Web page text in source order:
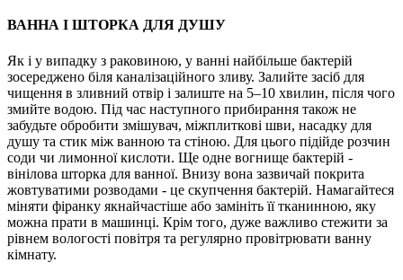
ВАННА І ШТОРКА ДЛЯ ДУШУ
Як і у випадку з раковиною, у ванні найбільше бактерій
зосереджено біля каналізаційного зливу. Залийте засіб для
чищення в зливний отвір і залиште на 5–10 хвилин, після чого
змийте водою. Під час наступного прибирання також не
забудьте обробити змішувач, міжплиткові шви, насадку для
душу та стик між ванною та стіною. Для цього підійде розчин
соди чи лимонної кислоти. Ще одне вогнище бактерій -
вінілова шторка для ванної. Внизу вона зазвичай покрита
жовтуватими розводами - це скупчення бактерій. Намагайтеся
міняти фіранку якнайчастіше або замініть її тканинною, яку
можна прати в машинці. Крім того, дуже важливо стежити за
рівнем вологості повітря та регулярно провітрювати ванну
кімнату.